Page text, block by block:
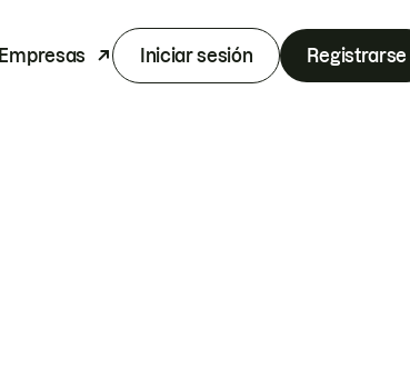
Empresas Iniciar sesión Registrarse